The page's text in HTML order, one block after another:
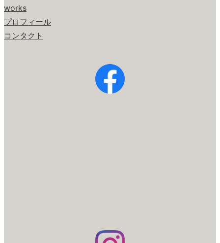
works
プロフィール
コンタクト